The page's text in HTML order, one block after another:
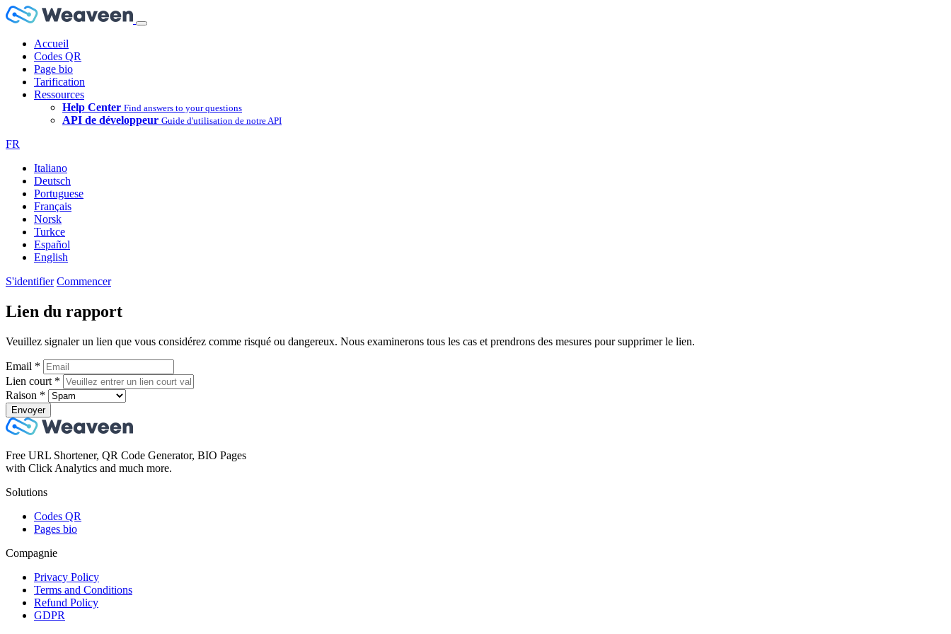
Accueil
Codes QR
Page bio
Tarification
Ressources
Help Center Find answers to your questions
API de développeur Guide d'utilisation de notre API
FR
Italiano
Deutsch
Portuguese
Français
Norsk
Turkce
Español
English
S'identifier Commencer
Lien du rapport
Veuillez signaler un lien que vous considérez comme risqué ou dangereux. Nous examinerons tous les cas et prendrons des mesures pour supprimer le lien.
Email *
Lien court *
Raison *
Envoyer
Free URL Shortener, QR Code Generator, BIO Pages
with Click Analytics and much more.
Solutions
Codes QR
Pages bio
Compagnie
Privacy Policy
Terms and Conditions
Refund Policy
GDPR